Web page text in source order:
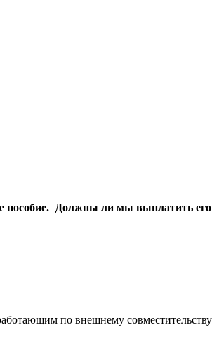
пособие. Должны ли мы выплатить его
по внешнему совместительству